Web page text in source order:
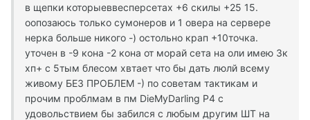
в щепки которыеввесперсетах +6 скилы +25 15.
оопозаюсь только сумонеров и 1 овера на сервере
нерка больше никого -) остольно крап +10точка.
уточен в -9 кона -2 кона от морай сета на оли имею 3к
хп+ с 5тым блесом хвтает что бы дать люлй всему
живому БЕЗ ПРОБЛЕМ -) по советам тактикам и
прочим проблмам в пм DieMyDarling P4 с
удовольствием бы забился с любым другим ШТ на